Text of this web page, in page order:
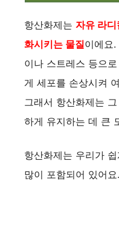
항산화제는 자유 라
화시키는 물질이에요
이나 스트레스 등으
게 세포를 손상시켜
그래서 항산화제는
하게 유지하는 데 큰
항산화제는 우리가
많이 포함되어 있어요.